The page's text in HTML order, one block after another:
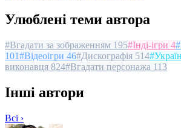
Улюблені теми автора
#Вгадати за зображенням 195#Інді-ігри 4#
101#Відеоігри 46#Дискографія 514#
виконавця 824#Вгадати персонажа 113
Інші автори
Всі ›